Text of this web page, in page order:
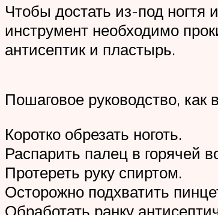
Чтобы достать из-под ногтя
инструмент необходимо
антисептик и пластырь.
Пошаговое руководство, как
Коротко обрезать ноготь.
Распарить палец в горячей
Протереть руку спиртом.
Осторожно подхватить
Обработать ранку